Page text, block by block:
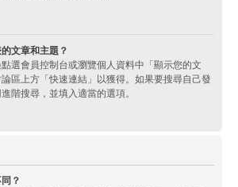
文章和主題？
選會員控制台或瀏覽個人資料中「顯示您的文
區上方「快速連結」以獲得。如果要搜尋自己發
階搜尋，並填入適當的選項。
？